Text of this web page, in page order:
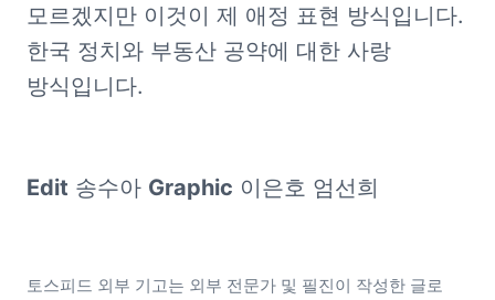
모르겠지만 이것이 제 애정 표현 방식입니다.
한국 정치와 부동산 공약에 대한 사랑
방식입니다.
Edit 송수아 Graphic 이은호 엄선희
토스피드 외부 기고는 외부 전문가 및 필진이 작성한 글로